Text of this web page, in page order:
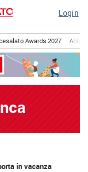
Login
Awards 2027
in vacanza